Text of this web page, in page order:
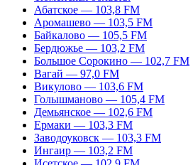
Абатское — 103,8 FM
Аромашево — 103,5 FM
Байкалово — 105,5 FM
Бердюжье — 103,2 FM
Большое Сорокино — 102,7 FM
Вагай — 97,0 FM
Викулово — 103,6 FM
Голышманово — 105,4 FM
Демьянское — 102,6 FM
Ермаки — 103,3 FM
Заводоуковск — 103,3 FM
Ингаир — 103,2 FM